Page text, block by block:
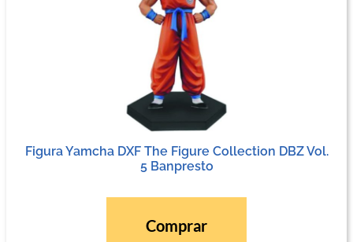
Figura Yamcha DXF The Figure Collection DBZ Vol.
5 Banpresto
Comprar